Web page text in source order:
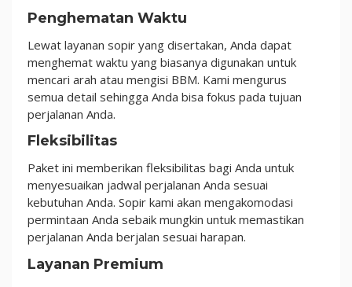
Penghematan Waktu
Lewat layanan sopir yang disertakan, Anda dapat
menghemat waktu yang biasanya digunakan untuk
mencari arah atau mengisi BBM. Kami mengurus
semua detail sehingga Anda bisa fokus pada tujuan
perjalanan Anda.
Fleksibilitas
Paket ini memberikan fleksibilitas bagi Anda untuk
menyesuaikan jadwal perjalanan Anda sesuai
kebutuhan Anda. Sopir kami akan mengakomodasi
permintaan Anda sebaik mungkin untuk memastikan
perjalanan Anda berjalan sesuai harapan.
Layanan Premium